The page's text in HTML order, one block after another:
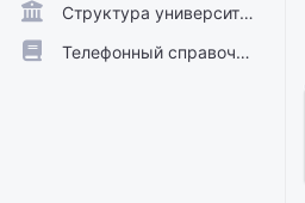
ТГУ.Аккаунты
ТГУ.Расписание
Структура университета
Телефонный справочник